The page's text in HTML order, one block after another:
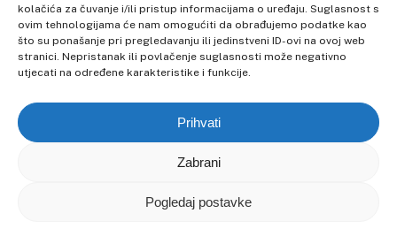
kolačića za čuvanje i/ili pristup informacijama o uređaju. Suglasnost s
ovim tehnologijama će nam omogućiti da obrađujemo podatke kao
što su ponašanje pri pregledavanju ili jedinstveni ID-ovi na ovoj web
stranici. Nepristanak ili povlačenje suglasnosti može negativno
utjecati na određene karakteristike i funkcije.
Prihvati
Zabrani
Pogledaj postavke